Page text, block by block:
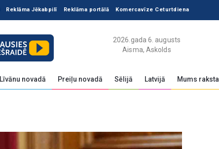
Reklāma Jēkabpilī Reklāma portālā Komercavīze Ceturtdiena
2026.gada 6. augusts
Aisma, Askolds
Līvānu novadā Preiļu novadā Sēlijā Latvijā Mums raksta